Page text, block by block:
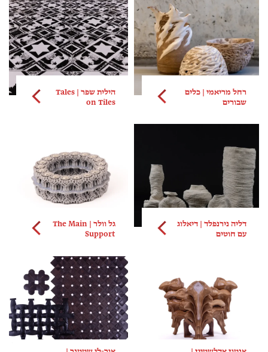
רחל מריאמי | כלים
שבורים
הילית שפר | Tales
on Tiles
דליה נירנפלד | דיאלוג
עם חוטים
גל וולר | The Main
Support